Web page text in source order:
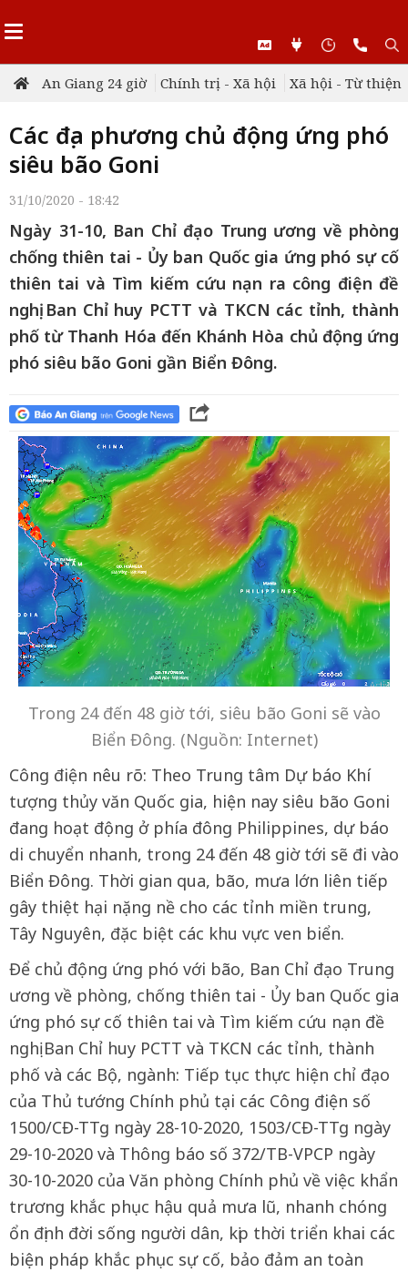
An Giang 24 giờ Chính trị - Xã hội Xã hội - Từ thiện
Các địa phương chủ động ứng phó
siêu bão Goni
31/10/2020 - 18:42
Ngày 31-10, Ban Chỉ đạo Trung ương về phòng
chống thiên tai - Ủy ban Quốc gia ứng phó sự cố
thiên tai và Tìm kiếm cứu nạn ra công điện đề
nghị Ban Chỉ huy PCTT và TKCN các tỉnh, thành
phố từ Thanh Hóa đến Khánh Hòa chủ động ứng
phó siêu bão Goni gần Biển Đông.
Trong 24 đến 48 giờ tới, siêu bão Goni sẽ vào
Biển Đông. (Nguồn: Internet)
Công điện nêu rõ: Theo Trung tâm Dự báo Khí
tượng thủy văn Quốc gia, hiện nay siêu bão Goni
đang hoạt động ở phía đông Philippines, dự báo
di chuyển nhanh, trong 24 đến 48 giờ tới sẽ đi vào
Biển Đông. Thời gian qua, bão, mưa lớn liên tiếp
gây thiệt hại nặng nề cho các tỉnh miền trung,
Tây Nguyên, đặc biệt các khu vực ven biển.
Để chủ động ứng phó với bão, Ban Chỉ đạo Trung
ương về phòng, chống thiên tai - Ủy ban Quốc gia
ứng phó sự cố thiên tai và Tìm kiếm cứu nạn đề
nghị Ban Chỉ huy PCTT và TKCN các tỉnh, thành
phố và các Bộ, ngành: Tiếp tục thực hiện chỉ đạo
của Thủ tướng Chính phủ tại các Công điện số
1500/CĐ-TTg ngày 28-10-2020, 1503/CĐ-TTg ngày
29-10-2020 và Thông báo số 372/TB-VPCP ngày
30-10-2020 của Văn phòng Chính phủ về việc khẩn
trương khắc phục hậu quả mưa lũ, nhanh chóng
ổn định đời sống người dân, kịp thời triển khai các
biện pháp khắc phục sự cố, bảo đảm an toàn